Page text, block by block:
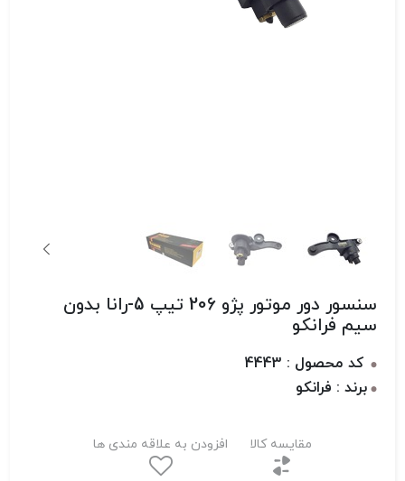
سنسور دور موتور پژو 206 تیپ 5-رانا بدون
سیم فرانکو
کد محصول : 4443
برند : فرانکو
مقایسه کالا افزودن به علاقه مندی ها